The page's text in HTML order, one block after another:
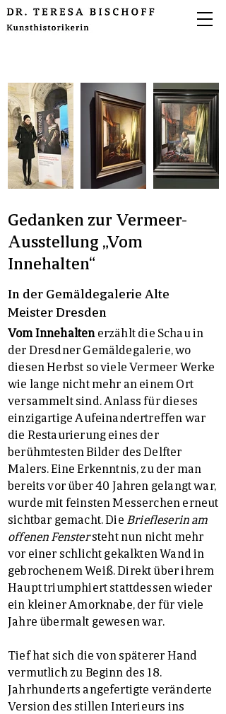
Gedanken zur Vermeer-
Ausstellung „Vom
Innehalten“
In der Gemäldegalerie Alte
Meister Dresden
Vom Innehalten erzählt die Schau in
der Dresdner Gemäldegalerie, wo
diesen Herbst so viele Vermeer Werke
wie lange nicht mehr an einem Ort
versammelt sind. Anlass für dieses
einzigartige Aufeinandertreffen war
die Restaurierung eines der
berühmtesten Bilder des Delfter
Malers. Eine Erkenntnis, zu der man
bereits vor über 40 Jahren gelangt war,
wurde mit feinsten Messerchen erneut
sichtbar gemacht. Die Briefleserin am
offenen Fenstersteht nun nicht mehr
vor einer schlicht gekalkten Wand in
gebrochenem Weiß. Direkt über ihrem
Haupt triumphiert stattdessen wieder
ein kleiner Amorknabe, der für viele
Jahre übermalt gewesen war.
Tief hat sich die von späterer Hand
vermutlich zu Beginn des 18.
Jahrhunderts angefertigte veränderte
Version des stillen Interieurs ins